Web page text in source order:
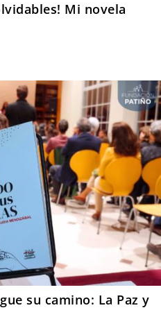
Mi novela
su camino: La Paz y